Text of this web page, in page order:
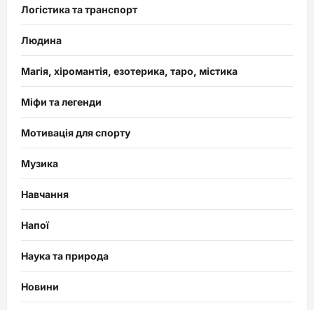
Логістика та транспорт
Людина
Магія, хіромантія, езотерика, таро, містика
Міфи та легенди
Мотивація для спорту
Музика
Навчання
Напої
Наука та природа
Новини